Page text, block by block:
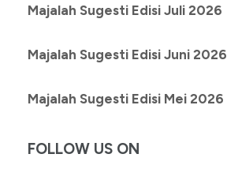
Majalah Sugesti Edisi Juli 2026
Majalah Sugesti Edisi Juni 2026
Majalah Sugesti Edisi Mei 2026
FOLLOW US ON